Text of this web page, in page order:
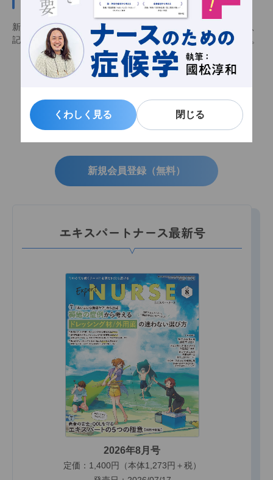
くわしく見る 閉じる
くわしく見る 閉じる
新規会員登録（無料）をすると会員限定記事を閲覧できるほか、
記事をお気に入りに追加し、いつでも見返せるようになります。
会員限定記事 お気に入り機能 メルマガ配信
新規会員登録（無料）
エキスパートナース最新号
2026年8月号
定価：1,400円（本体1,273円＋税）